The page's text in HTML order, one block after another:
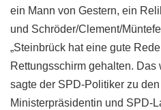
ein Mann von Gestern, ein
und Schröder/Clement/
„Steinbrück hat eine gute
Rettungsschirm gehalten. Das
sagte der SPD-Politiker zu
Ministerpräsidentin und SPD-